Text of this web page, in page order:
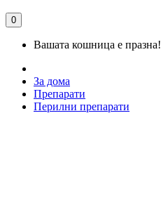
0
Вашата кошница е празна!
За дома
Препарати
Перилни препарати